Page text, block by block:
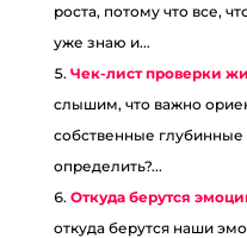
роста, потому что все,
уже знаю и...
Чек-лист проверки
слышим, что важно
собственные глубинные
определить?...
Откуда берутся
откуда берутся наши